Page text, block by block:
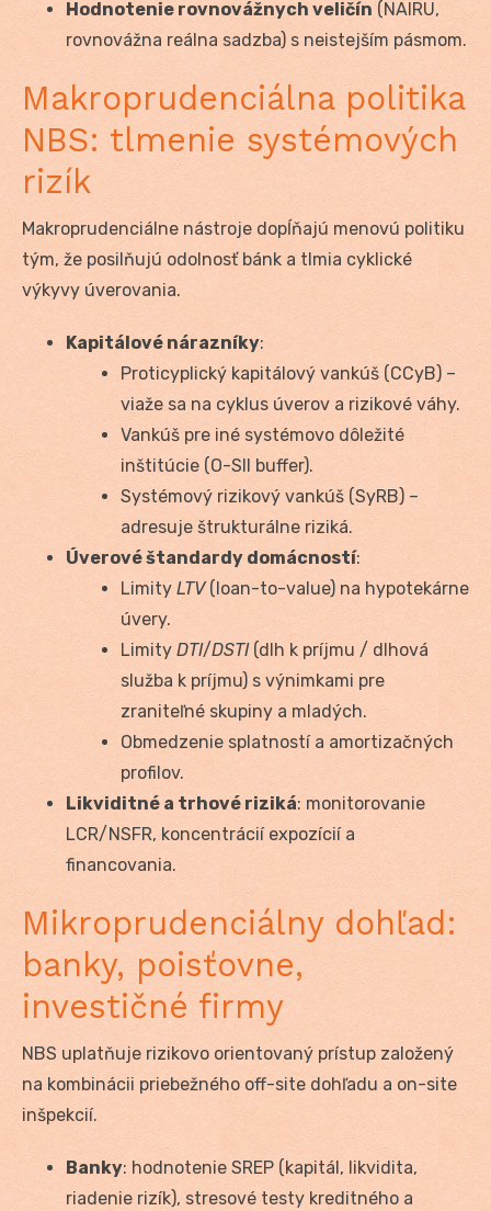
Hodnotenie rovnovážnych veličín (NAIRU,
rovnovážna reálna sadzba) s neistejším pásmom.
Makroprudenciálna politika
NBS: tlmenie systémových
rizík
Makroprudenciálne nástroje dopĺňajú menovú politiku
tým, že posilňujú odolnosť bánk a tlmia cyklické
výkyvy úverovania.
Kapitálové nárazníky:
Proticyplický kapitálový vankúš (CCyB) –
viaže sa na cyklus úverov a rizikové váhy.
Vankúš pre iné systémovo dôležité
inštitúcie (O-SII buffer).
Systémový rizikový vankúš (SyRB) –
adresuje štrukturálne riziká.
Úverové štandardy domácností:
Limity LTV(loan-to-value) na hypotekárne
úvery.
Limity DTI/DSTI(dlh k príjmu / dlhová
služba k príjmu) s výnimkami pre
zraniteľné skupiny a mladých.
Obmedzenie splatností a amortizačných
profilov.
Likviditné a trhové riziká: monitorovanie
LCR/NSFR, koncentrácií expozícií a
financovania.
Mikroprudenciálny dohľad:
banky, poisťovne,
investičné firmy
NBS uplatňuje rizikovo orientovaný prístup založený
na kombinácii priebežného off-site dohľadu a on-site
inšpekcií.
Banky: hodnotenie SREP (kapitál, likvidita,
riadenie rizík), stresové testy kreditného a